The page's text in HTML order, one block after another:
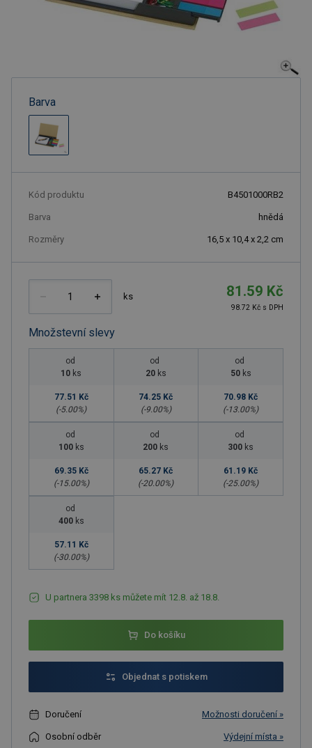
Barva
Kód produktu B4501000RB2
Barva hnědá
Rozměry 16,5 x 10,4 x 2,2 cm
ks 81.59 Kč
98.72 Kč s DPH
Množstevní slevy
od
10 ks
77.51 Kč
(-5.00%)
od
20 ks
74.25 Kč
(-9.00%)
od
50 ks
70.98 Kč
(-13.00%)
od
100 ks
69.35 Kč
(-15.00%)
od
200 ks
65.27 Kč
(-20.00%)
od
300 ks
61.19 Kč
(-25.00%)
od
400 ks
57.11 Kč
(-30.00%)
U partnera 3398 ks můžete mít 12.8. až 18.8.
Do košíku
Objednat s potiskem
Doručení Možnosti doručení »
Osobní odběr Výdejní místa »